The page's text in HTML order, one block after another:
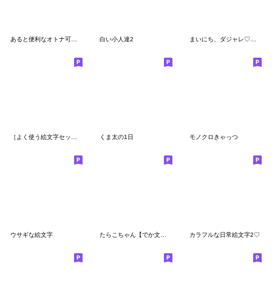
白い小人達2
くま太の1日 モノクロきゃっつ
ウサギな絵文字 たらこちゃん【でか文字】吹き出し絵文字 カラフルな日常絵文字2♡